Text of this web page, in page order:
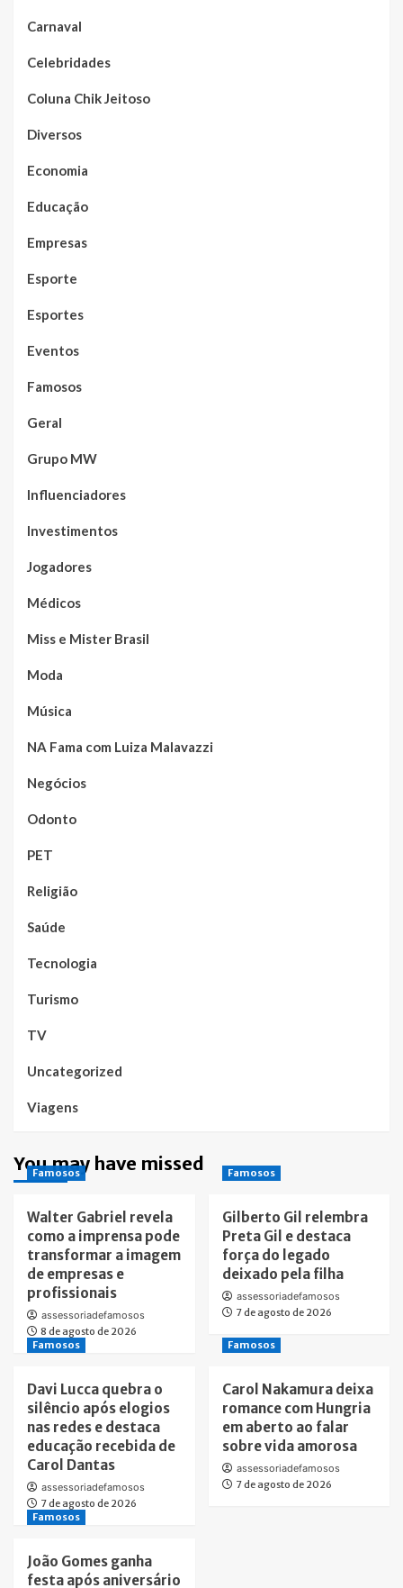
Carnaval
Celebridades
Coluna Chik Jeitoso
Diversos
Economia
Educação
Empresas
Esporte
Esportes
Eventos
Famosos
Geral
Grupo MW
Influenciadores
Investimentos
Jogadores
Médicos
Miss e Mister Brasil
Moda
Música
NA Fama com Luiza Malavazzi
Negócios
Odonto
PET
Religião
Saúde
Tecnologia
Turismo
TV
Uncategorized
Viagens
You may have missed
Famosos
Walter Gabriel revela
como a imprensa pode
transformar a imagem
de empresas e
profissionais
assessoriadefamosos
8 de agosto de 2026
Famosos
Gilberto Gil relembra
Preta Gil e destaca
força do legado
deixado pela filha
assessoriadefamosos
7 de agosto de 2026
Famosos
Davi Lucca quebra o
silêncio após elogios
nas redes e destaca
educação recebida de
Carol Dantas
assessoriadefamosos
7 de agosto de 2026
Famosos
Carol Nakamura deixa
romance com Hungria
em aberto ao falar
sobre vida amorosa
assessoriadefamosos
7 de agosto de 2026
Famosos
João Gomes ganha
festa após aniversário